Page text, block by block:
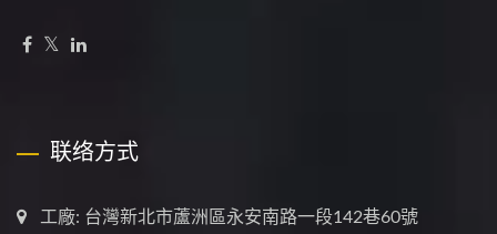
联络方式
工廠: 台灣新北市蘆洲區永安南路一段142巷60號